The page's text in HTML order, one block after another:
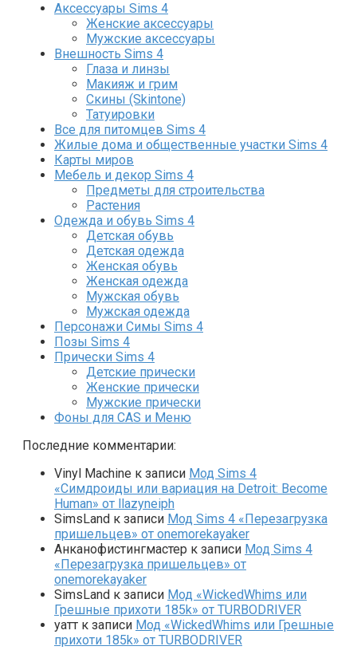
Аксессуары Sims 4
Женские аксессуары
Мужские аксессуары
Внешность Sims 4
Глаза и линзы
Макияж и грим
Скины (Skintone)
Татуировки
Все для питомцев Sims 4
Жилые дома и общественные участки Sims 4
Карты миров
Мебель и декор Sims 4
Предметы для строительства
Растения
Одежда и обувь Sims 4
Детская обувь
Детская одежда
Женская обувь
Женская одежда
Мужская обувь
Мужская одежда
Персонажи Симы Sims 4
Позы Sims 4
Прически Sims 4
Детские прически
Женские прически
Мужские прически
Фоны для CAS и Меню
Последние комментарии:
Vinyl Machine к записи Мод Sims 4
«Симдроиды или вариация на Detroit: Become
Human» от llazyneiph
SimsLand к записи Мод Sims 4 «Перезагрузка
пришельцев» от onemorekayaker
Анканофистингмастер к записи Мод Sims 4
«Перезагрузка пришельцев» от
onemorekayaker
SimsLand к записи Мод «WickedWhims или
Грешные прихоти 185k» от TURBODRIVER
yaтт к записи Мод «WickedWhims или Грешные
прихоти 185k» от TURBODRIVER